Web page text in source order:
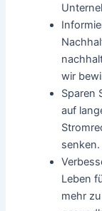
wir
Sparen
auf
senken.
Leben
mehr